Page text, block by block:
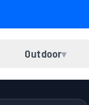
Outdoor▾